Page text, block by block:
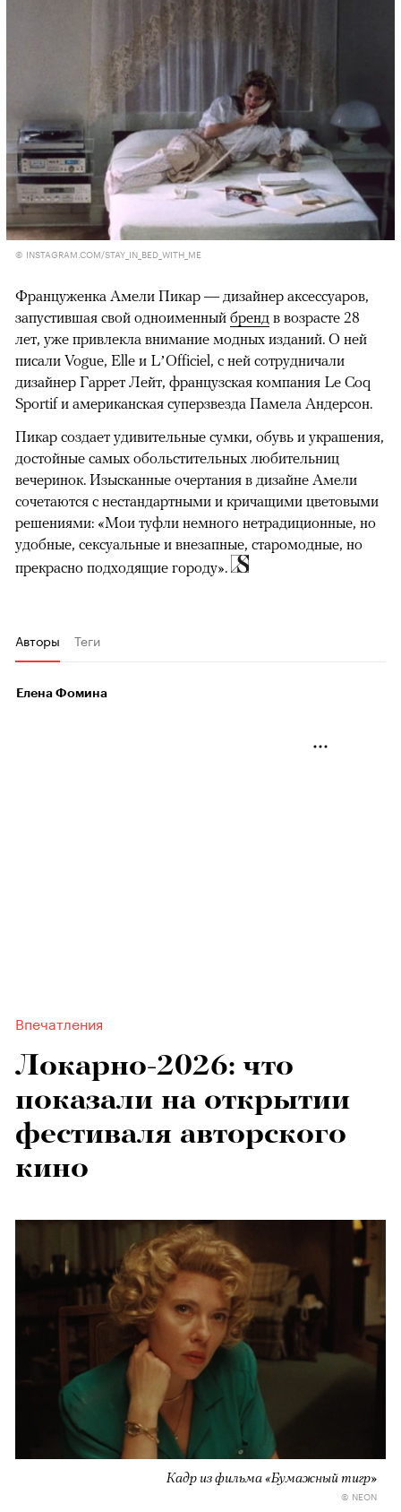
© INSTAGRAM.COM/STAY_IN_BED_WITH_ME
Француженка Амели Пикар — дизайнер аксессуаров,
запустившая свой одноименный бренд в возрасте 28
лет, уже привлекла внимание модных изданий. О ней
писали Vogue, Elle и L’Officiel, с ней сотрудничали
дизайнер Гаррет Лейт, французская компания Le Coq
Sportif и американская суперзвезда Памела Андерсон.
Пикар создает удивительные сумки, обувь и украшения,
достойные самых обольстительных любительниц
вечеринок. Изысканные очертания в дизайне Амели
сочетаются с нестандартными и кричащими цветовыми
решениями: «Мои туфли немного нетрадиционные, но
удобные, сексуальные и внезапные, старомодные, но
прекрасно подходящие городу».
Авторы Теги
Елена Фомина
Впечатления
Локарно-2026: что
показали на открытии
фестиваля авторского
кино
Кадр из фильма «Бумажный тигр»
© NEON